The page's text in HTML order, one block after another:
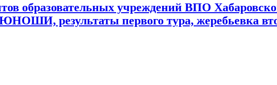
образовательных учреждений ВПО
результаты первого тура, жеребьевка